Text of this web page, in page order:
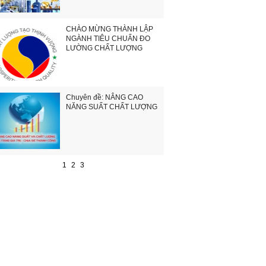
CHÀO MỪNG THÀNH LẬP
NGÀNH TIÊU CHUẨN ĐO
LƯỜNG CHẤT LƯỢNG
Chuyên đề: NÂNG CAO
NĂNG SUẤT CHẤT LƯỢNG
1 2 3